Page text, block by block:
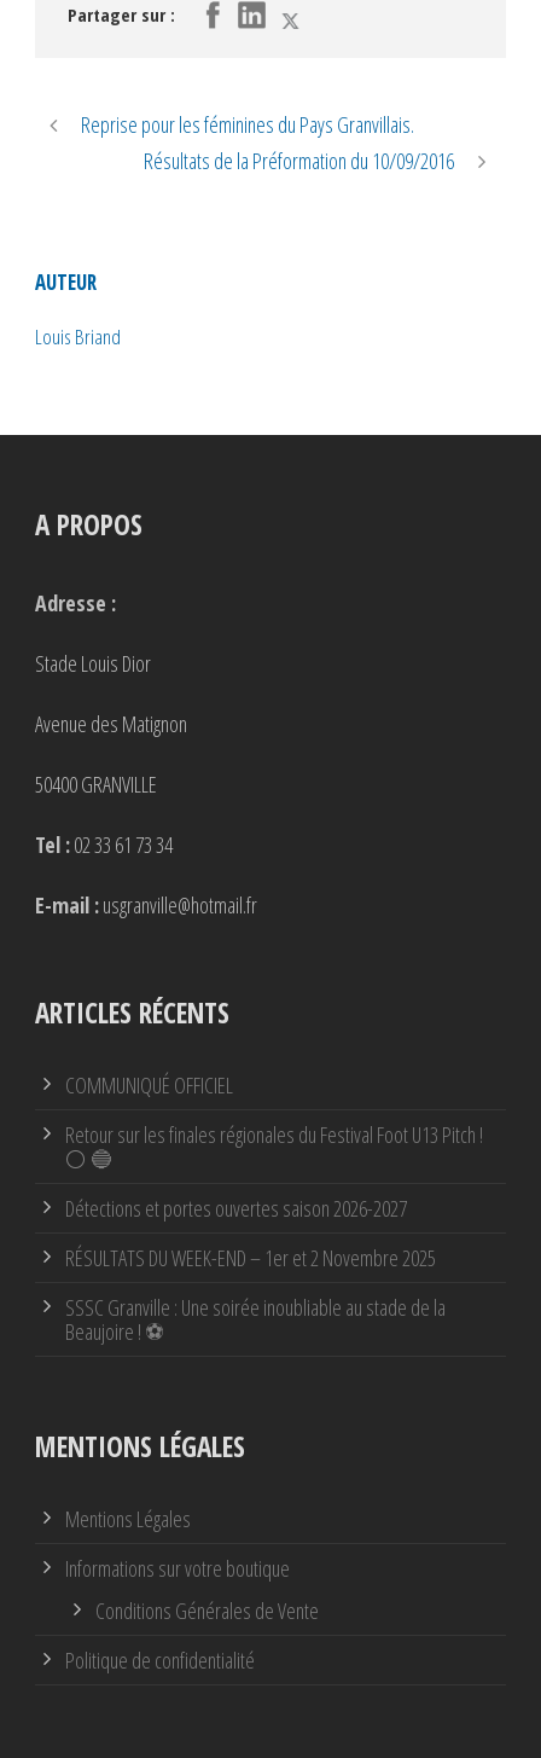
Partager sur :
Reprise pour les féminines du Pays Granvillais.
Résultats de la Préformation du 10/09/2016
AUTEUR
Louis Briand
A PROPOS
Adresse :
Stade Louis Dior
Avenue des Matignon
50400 GRANVILLE
Tel :02 33 61 73 34
E-mail :usgranville@hotmail.fr
ARTICLES RÉCENTS
COMMUNIQUÉ OFFICIEL
Retour sur les finales régionales du Festival Foot U13 Pitch !
⚪ 🔵
Détections et portes ouvertes saison 2026-2027
RÉSULTATS DU WEEK-END – 1er et 2 Novembre 2025
SSSC Granville : Une soirée inoubliable au stade de la
Beaujoire ! ⚽
MENTIONS LÉGALES
Mentions Légales
Informations sur votre boutique
Conditions Générales de Vente
Politique de confidentialité